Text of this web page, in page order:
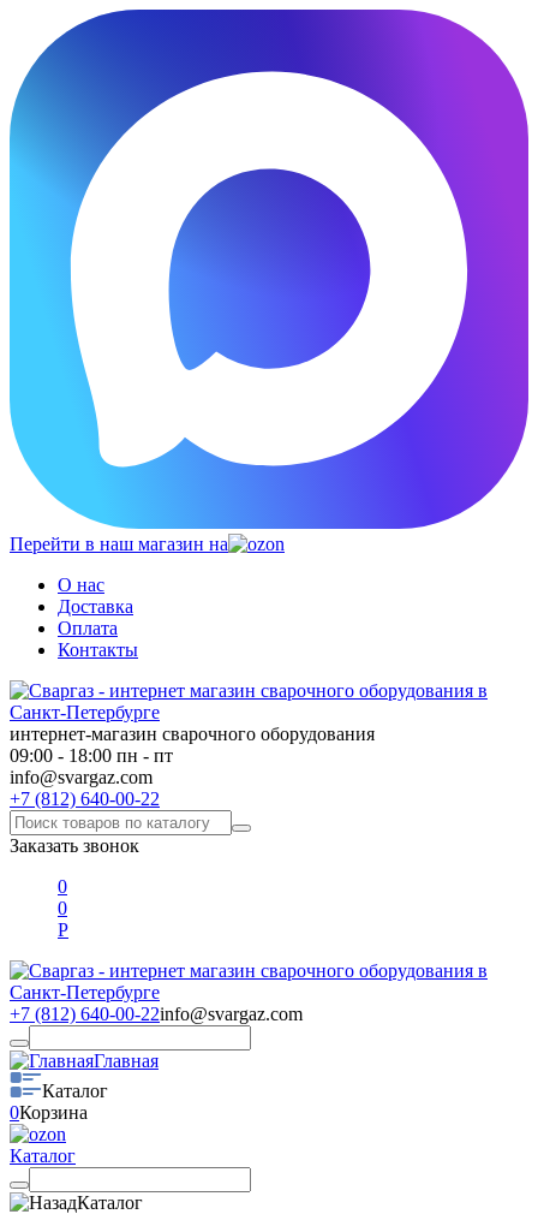
Перейти в наш магазин на
О нас
Доставка
Оплата
Контакты
интернет-магазин сварочного оборудования
09:00 - 18:00 пн - пт
info@svargaz.com
+7 (812) 640-00-22
Заказать звонок
0
0
Р
+7 (812) 640-00-22info@svargaz.com
Главная
Каталог
0Корзина
Каталог
Каталог